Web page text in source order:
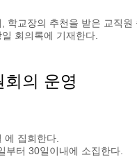
학교장의 추천을 받은 교직
회의록에 기재한다.
의 운영
집회한다.
터 30일이내에 소집한다.